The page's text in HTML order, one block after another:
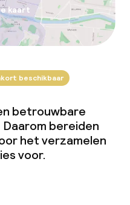
kaart
beschikbaar
betrouwbare
bereiden
het verzamelen
voor.